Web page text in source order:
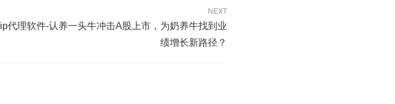
NEXT
ip代理软件-认养一头牛冲击A股上市，为奶养牛找到业
绩增长新路径？